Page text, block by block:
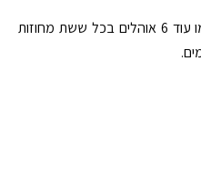
בנוסף לאוהל שהתקיים היום, יתקיימו עוד 6 אוהלים בכל ששת מחוזות